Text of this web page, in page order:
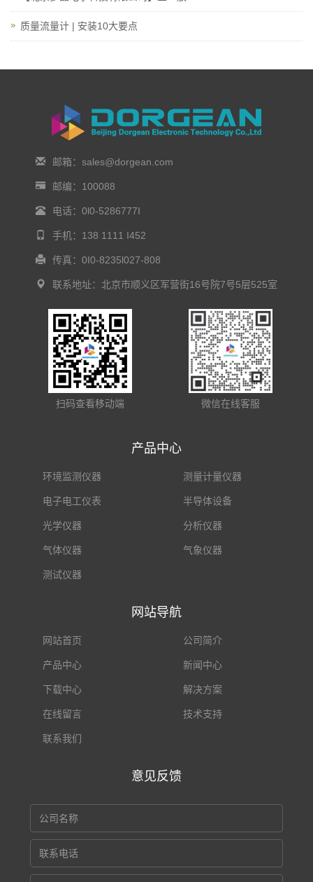
质量流量计 | 安装10大要点
邮箱：sales@dorgean.com
邮编：100088
电话：0l0-5286777I
手机：138 1111 I452
传真：0I0-8235l027-808
联系地址：北京市顺义区军营街16号院7号5层525室
扫码查看移动端 微信在线客服
产品中心
环境监测仪器 测量计量仪器
电子电工仪表 半导体设备
光学仪器 分析仪器
气体仪器 气象仪器
测试仪器
网站导航
网站首页 公司简介
产品中心 新闻中心
下载中心 解决方案
在线留言 技术支持
联系我们
意见反馈